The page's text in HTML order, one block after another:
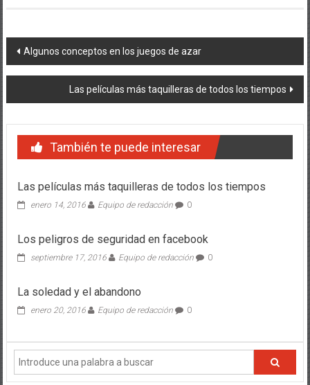
Navegación
de
entradas
Algunos conceptos en los juegos de azar
Las películas más taquilleras de todos los tiempos
También te puede interesar
Las películas más taquilleras de todos los tiempos
enero 14, 2016 Equipo de redacción 0
Los peligros de seguridad en facebook
septiembre 17, 2016 Equipo de redacción 0
La soledad y el abandono
enero 20, 2016 Equipo de redacción 0